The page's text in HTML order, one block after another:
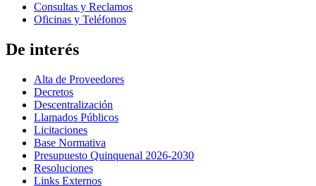
Consultas y Reclamos
Oficinas y Teléfonos
De interés
Alta de Proveedores
Decretos
Descentralización
Llamados Públicos
Licitaciones
Base Normativa
Presupuesto Quinquenal 2026-2030
Resoluciones
Links Externos